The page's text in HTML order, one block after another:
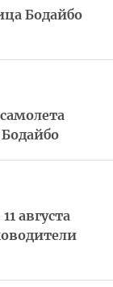
Бодайбо
августа